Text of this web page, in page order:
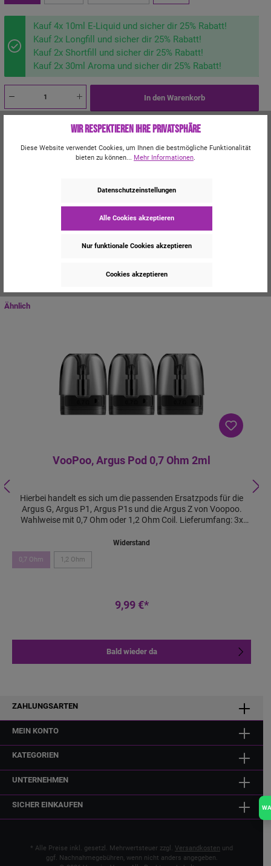
Kauf 4x 10ml E-Liquid und sicher dir 25% Rabatt!
Kauf 2x Longfill und sicher dir 25% Rabatt!
Kauf 2x Shortfill und sicher dir 25% Rabatt!
Kauf 2x 30ml Aroma und sicher dir 25% Rabatt!
In den Warenkorb
Zum Merkzettel hinzufügen
Produktnummer:61130
Voopoo ARGUS G2 E-Zigaretten-Set – Kompakt, vielseitig und
Trusted Shops Bewertungen
Ähnlich
VooPoo, Argus Pod 0,7 Ohm 2ml
Hierbei handelt es sich um die passenden Ersatzpods für die
Argus G, Argus P1, Argus P1s und die Argus Z von Voopoo.
Wahlweise mit 0,7 Ohm oder 1,2 Ohm Coil. Lieferumfang: 3x
Widerstand
0,7 Ohm 1,2 Ohm
9,99 €*
Bald wieder da
ZAHLUNGSARTEN
MEIN KONTO
KATEGORIEN
UNTERNEHMEN
SICHER EINKAUFEN
* Alle Preise inkl. gesetzl. Mehrwertsteuer zzgl. Versandkosten und
ggf. Nachnahmegebühren, wenn nicht anders angegeben.
Wir respektieren Ihre Privatsphäre
Diese Website verwendet Cookies, um Ihnen die bestmögliche Funktionalität
bieten zu können... Mehr Informationen.
Datenschutzeinstellungen
Alle Cookies akzeptieren
Nur funktionale Cookies akzeptieren
Cookies akzeptieren
WA